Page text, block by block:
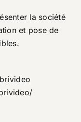
la société
et pose de